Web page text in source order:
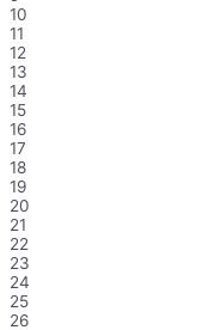
10
11
12
13
14
15
16
17
18
19
20
21
22
23
24
25
26